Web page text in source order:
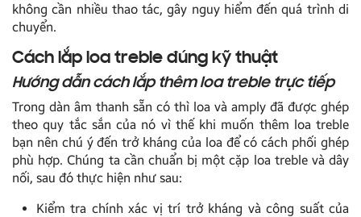
không cần nhiều thao tác, gây nguy hiểm đến quá trình di
chuyển.
Cách lắp loa treble đúng kỹ thuật
Hướng dẫn cách lắp thêm loa treble trực tiếp
Trong dàn âm thanh sẵn có thì loa và amply đã được ghép
theo quy tắc sắn của nó vì thế khi muốn thêm loa treble
bạn nên chú ý đến trở kháng của loa để có cách phối ghép
phù hợp. Chúng ta cần chuẩn bị một cặp loa treble và dây
nối, sau đó thực hiện như sau:
Kiểm tra chính xác vị trí trở kháng và công suất của